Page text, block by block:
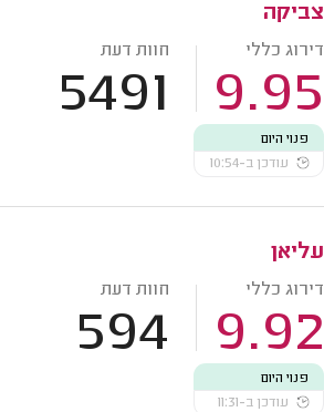
צביקה
דירוג כללי
9.95
חוות דעת
5491
פנוי היום
עודכן ב-10:54
עליאן
דירוג כללי
9.92
חוות דעת
594
פנוי היום
עודכן ב-11:31